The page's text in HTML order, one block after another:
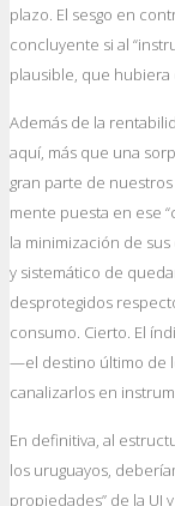
plazo. El sesgo en
concluyente si al
plausible, que
Además de la
aquí, más que una
gran parte de
mente puesta en ese
la minimización de
y sistemático de
desprotegidos
consumo. Cierto. El
—el destino último de
canalizarlos en
En definitiva, al
los uruguayos,
propiedades” de la UI